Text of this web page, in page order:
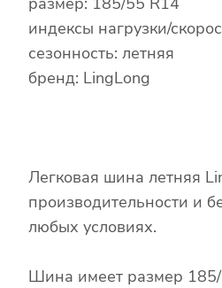
индексы нагрузки/
сезонность: летняя
бренд: LingLong
Легковая шина летняя
производительности и
любых условиях.
Шина имеет размер 185/